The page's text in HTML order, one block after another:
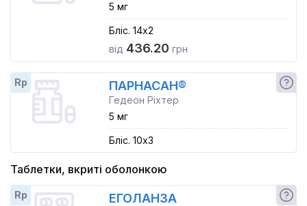
5 мг
Бліс. 14x2
від 436.20 грн
Rp ПАРНАСАН®
Гедеон Ріхтер
5 мг
Бліс. 10x3
Таблетки, вкриті оболонкою
Rp ЕГОЛАНЗА